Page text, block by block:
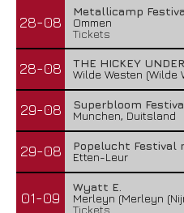
28-08
Metallicamp
Ommen
Tickets
28-08
THE HICKEY
Wilde Westen (Wilde
29-08
Superbloom
Munchen, Duitsland
29-08
Popelucht Festival
Etten-Leur
01-09
Wyatt E.
Merleyn (Merleyn
Tickets